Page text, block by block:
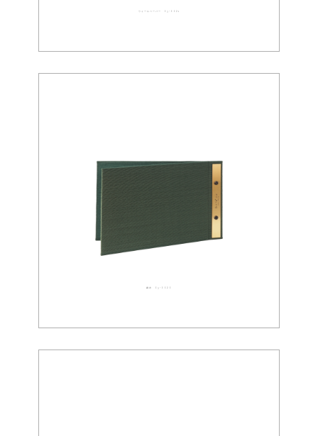
ウォールペーパー 03-0021
織布 03-0020